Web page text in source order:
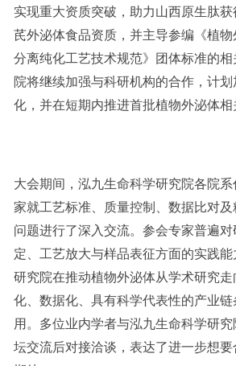
实现重大资质突破，助力山西原生肽
芪外泌体食品资质，并主导参编《植物
分离纯化工艺技术规范》团体标准的
院将继续加强与科研机构的合作，计
化，并在短期内推进首批植物外泌体相
大会期间，泓九生命科学研究院各院
家就工艺标准、质量控制、数据比对
问题进行了深入交流。参会专家普遍对
定、工艺放大与样品表征方面的实践
研究院在推动植物外泌体从学术研究
化、数据化、具有科学代表性的产业
用。多位业内学者与泓九生命科学研
坛交流后对接洽谈，表达了进一步想